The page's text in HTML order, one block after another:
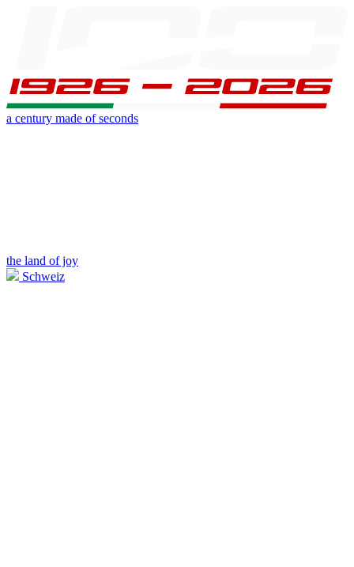
a century made of seconds
the land of joy
Schweiz